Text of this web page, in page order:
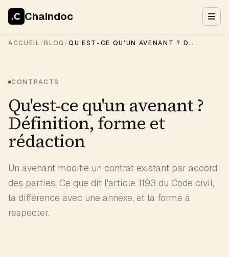
Chaindoc
ACCUEIL/BLOG / QU'EST-CE QU'UN AVENANT ? DÉFINITION, FORME ET RÉDACTION
CONTRACTS
Qu'est-ce qu'un avenant ?
Définition, forme et
rédaction
Un avenant modifie un contrat existant par accord
des parties. Ce que dit l'article 1193 du Code civil,
la différence avec une annexe, et la forme à
respecter.